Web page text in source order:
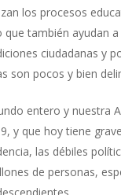
los procesos
también ayudan
ciudadanas y
son pocos y bien
entero y nuestra
y que hoy tiene
las débiles
de personas,